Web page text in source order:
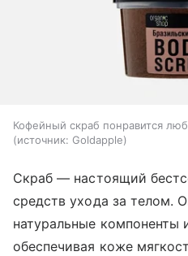
Кофейный скраб понравится
источник: Goldapple
Cкраб — настоящий
средств ухода за телом.
натуральные компоненты
обеспечивая коже